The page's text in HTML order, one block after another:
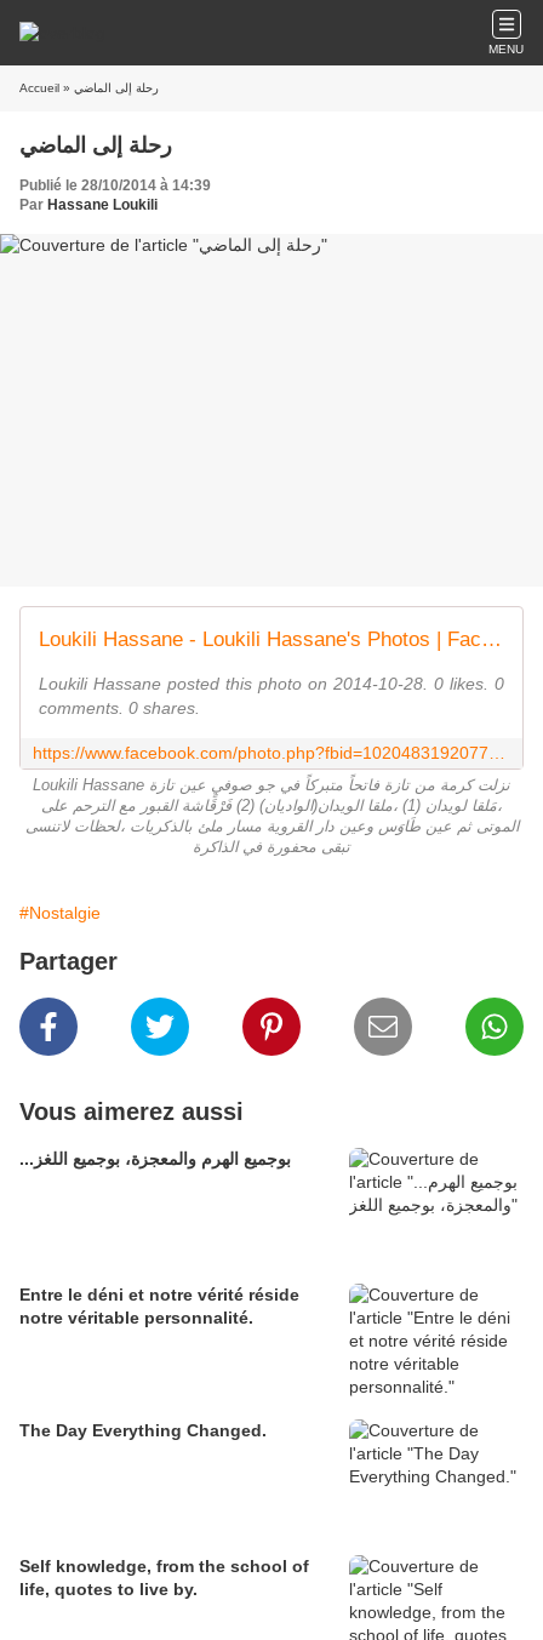
MENU
Accueil » رحلة إلى الماضي
رحلة إلى الماضي
Publié le 28/10/2014 à 14:39
Par Hassane Loukili
Loukili Hassane - Loukili Hassane's Photos | Facebook
Loukili Hassane posted this photo on 2014-10-28. 0 likes. 0
comments. 0 shares.
Loukili Hassane نزلت كرمة من تازة فاتحاً متبركاً في جو صوفيٍ عين تازة
،مَلقا لويدان (1) ،ملقا الويدان(الواديان) (2) فَرْقَاشة القبور مع الترحم على
الموتى ثم عين طَاوَس وعين دار القروية مسار ملئ بالذكريات ،لحظات لاتنسى
تبقى محفورة في الذاكرة
#Nostalgie
Partager
Vous aimerez aussi
...بوجميع الهرم والمعجزة، بوجميع اللغز
Entre le déni et notre vérité réside
notre véritable personnalité.
The Day Everything Changed.
Self knowledge, from the school of
life, quotes to live by.